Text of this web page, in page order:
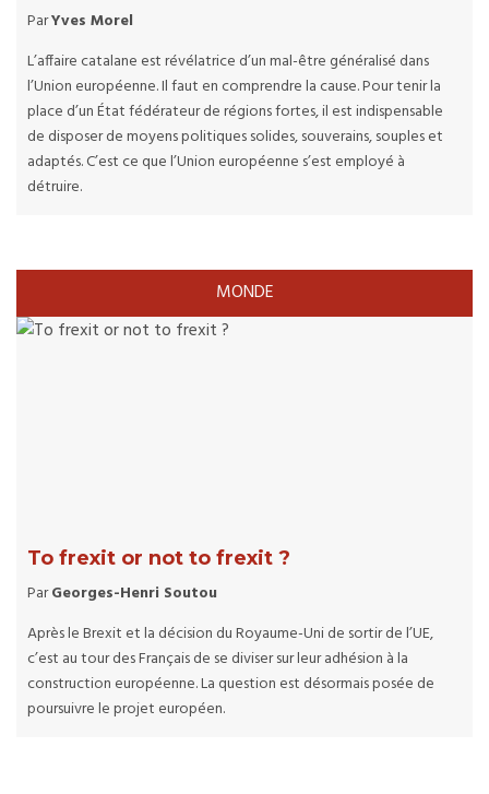
ParYves Morel
L’affaire catalane est révélatrice d’un mal-être généralisé dans
l’Union européenne. Il faut en comprendre la cause. Pour tenir la
place d’un État fédérateur de régions fortes, il est indispensable
de disposer de moyens politiques solides, souverains, souples et
adaptés. C’est ce que l’Union européenne s’est employé à
détruire.
MONDE
To frexit or not to frexit ?
ParGeorges-Henri Soutou
Après le Brexit et la décision du Royaume-Uni de sortir de l’UE,
c’est au tour des Français de se diviser sur leur adhésion à la
construction européenne. La question est désormais posée de
poursuivre le projet européen.